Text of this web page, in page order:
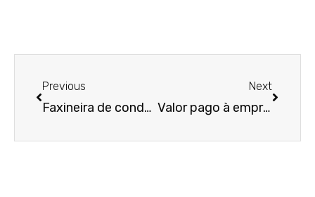
Previous
Faxineira de condomínio que sofreu importunação sexual de morador não consegue indenização
Next
Valor pago à empregada gestante afastada com base em lei durante pandemia não pode ser considerado salário-maternidade